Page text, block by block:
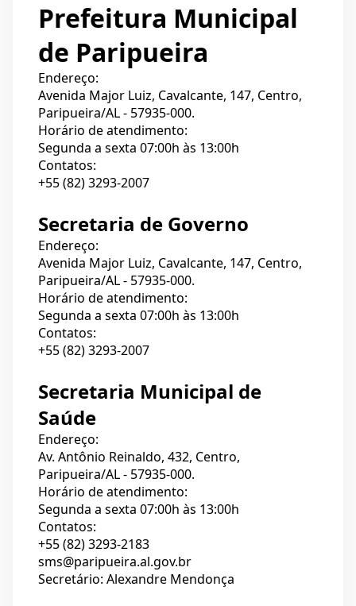
Prefeitura Municipal
de Paripueira
Endereço:
Avenida Major Luiz, Cavalcante, 147, Centro,
Paripueira/AL - 57935-000.
Horário de atendimento:
Segunda a sexta 07:00h às 13:00h
Contatos:
+55 (82) 3293-2007
Secretaria de Governo
Endereço:
Avenida Major Luiz, Cavalcante, 147, Centro,
Paripueira/AL - 57935-000.
Horário de atendimento:
Segunda a sexta 07:00h às 13:00h
Contatos:
+55 (82) 3293-2007
Secretaria Municipal de
Saúde
Endereço:
Av. Antônio Reinaldo, 432, Centro,
Paripueira/AL - 57935-000.
Horário de atendimento:
Segunda a sexta 07:00h às 13:00h
Contatos:
+55 (82) 3293-2183
sms@paripueira.al.gov.br
Secretário: Alexandre Mendonça